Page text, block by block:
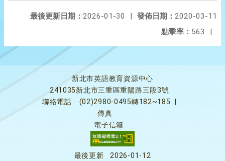
發佈日期： 2020-03-11
最後更新日期： 2026-01-30
|
點擊率： 563 |
新北市英語教育資源中心
241035新北市三重區重陽路三段3號
聯絡電話
(02)2980-0495轉182~185
傳真
電子信箱
最後更新 2026-01-12